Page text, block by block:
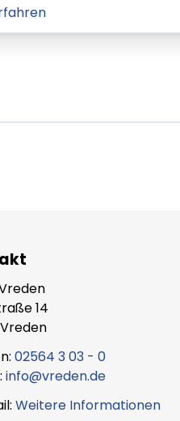
ipsum Lorem
14
02564 3 03 - 0
info@vreden.de
Weitere Informationen